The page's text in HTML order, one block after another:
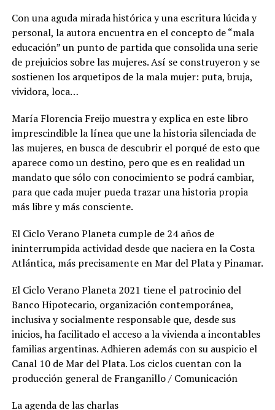
Con una aguda mirada histórica y una escritura lúcida y
personal, la autora encuentra en el concepto de “mala
educación” un punto de partida que consolida una serie
de prejuicios sobre las mujeres. Así se construyeron y se
sostienen los arquetipos de la mala mujer: puta, bruja,
vividora, loca…
María Florencia Freijo muestra y explica en este libro
imprescindible la línea que une la historia silenciada de
las mujeres, en busca de descubrir el porqué de esto que
aparece como un destino, pero que es en realidad un
mandato que sólo con conocimiento se podrá cambiar,
para que cada mujer pueda trazar una historia propia
más libre y más consciente.
El Ciclo Verano Planeta cumple de 24 años de
ininterrumpida actividad desde que naciera en la Costa
Atlántica, más precisamente en Mar del Plata y Pinamar.
El Ciclo Verano Planeta 2021 tiene el patrocinio del
Banco Hipotecario, organización contemporánea,
inclusiva y socialmente responsable que, desde sus
inicios, ha facilitado el acceso a la vivienda a incontables
familias argentinas. Adhieren además con su auspicio el
Canal 10 de Mar del Plata. Los ciclos cuentan con la
producción general de Franganillo / Comunicación
La agenda de las charlas